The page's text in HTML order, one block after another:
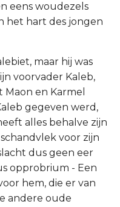
eens woudezels
het hart des jongen
maar hij was
voorvader Kaleb,
en Karmel
gegeven werd,
alles behalve zijn
voor zijn
dus geen eer
opprobrium - Een
hem, die er van
andere oude